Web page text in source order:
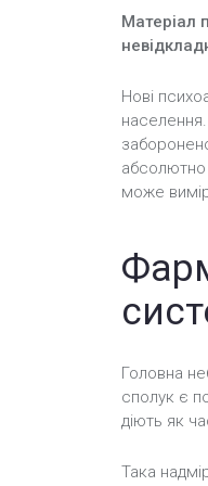
Матеріал
Нові
абсолютно
може
Головна
сполук є
діють як
Така